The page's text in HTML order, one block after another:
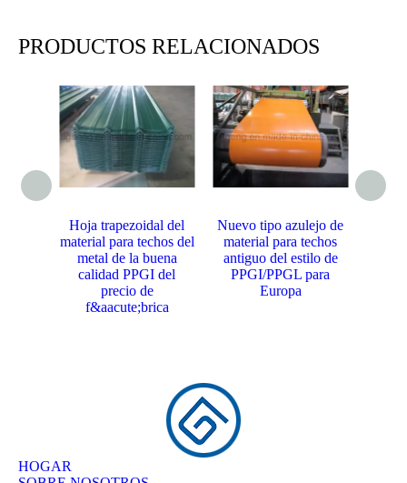
PRODUCTOS RELACIONADOS
Hoja trapezoidal del
material para techos del
metal de la buena
calidad PPGI del
precio de
f&aacute;brica
Nuevo tipo azulejo de
material para techos
antiguo del estilo de
PPGI/PPGL para
Europa
HOGAR